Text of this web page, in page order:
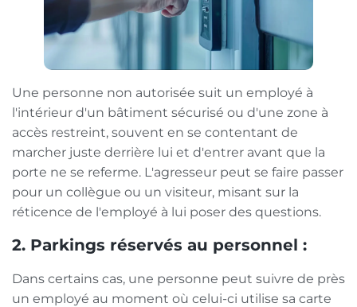
Une personne non autorisée suit un employé à
l'intérieur d'un bâtiment sécurisé ou d'une zone à
accès restreint, souvent en se contentant de
marcher juste derrière lui et d'entrer avant que la
porte ne se referme. L'agresseur peut se faire passer
pour un collègue ou un visiteur, misant sur la
réticence de l'employé à lui poser des questions.
2. Parkings réservés au personnel :
Dans certains cas, une personne peut suivre de près
un employé au moment où celui-ci utilise sa carte